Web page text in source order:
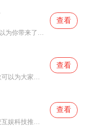
查看
战双帕弥什最新解锁版这是一款可以为大家带来最精彩的灾难生存体验的手机游戏，可以为你提供最好的战斗感受，大家这可以感受到人类在灾难面前是有多脆弱，是有多难生存，即使这只是人为的灾难，但是还是让大家难以承受。而且在这里还有很多不一样的美少女战斗画风，可以给
查看
查看